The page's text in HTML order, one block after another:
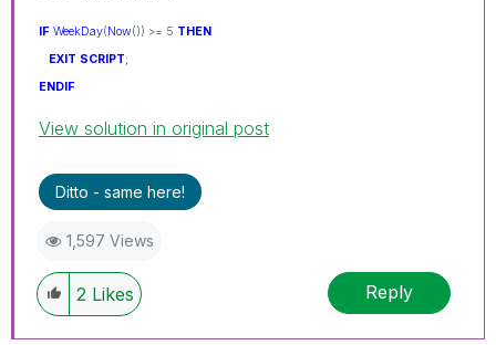
IF WeekDay(Now()) >= 5 THEN
EXIT SCRIPT;
ENDIF
View solution in original post
Ditto - same here!
1,597 Views
2 Likes Reply